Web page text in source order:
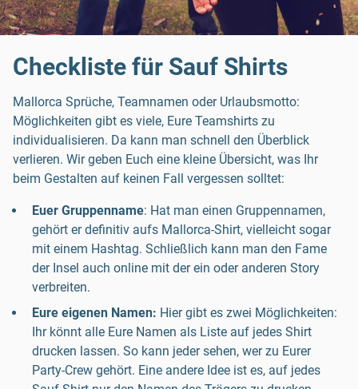
Checkliste für Sauf Shirts
Mallorca Sprüche, Teamnamen oder Urlaubsmotto:
Möglichkeiten gibt es viele, Eure Teamshirts zu
individualisieren. Da kann man schnell den Überblick
verlieren. Wir geben Euch eine kleine Übersicht, was Ihr
beim Gestalten auf keinen Fall vergessen solltet:
Euer Gruppenname: Hat man einen Gruppennamen,
gehört er definitiv aufs Mallorca-Shirt, vielleicht sogar
mit einem Hashtag. Schließlich kann man den Fame
der Insel auch online mit der ein oder anderen Story
verbreiten.
Eure eigenen Namen: Hier gibt es zwei Möglichkeiten:
Ihr könnt alle Eure Namen als Liste auf jedes Shirt
drucken lassen. So kann jeder sehen, wer zu Eurer
Party-Crew gehört. Eine andere Idee ist es, auf jedes